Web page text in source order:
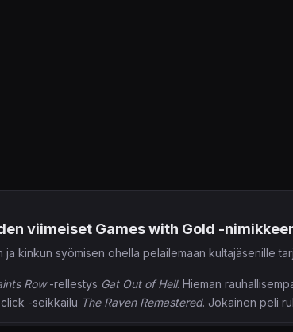
viimeiset Games with Gold -
ja kinkun syömisen ohella pelailemaan kultajäsenille
Row-rellestys Gat Out of Hell. Hieman
-seikkailu The Raven Remastered. Jokainen peli